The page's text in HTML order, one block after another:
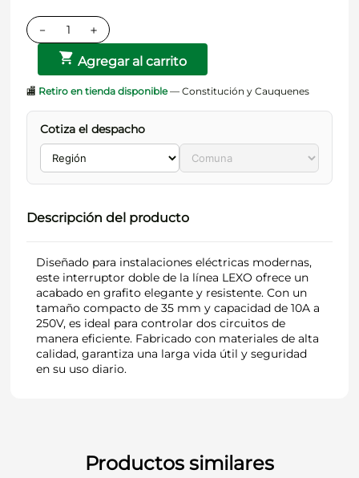
＋
－
Agregar al carrito
🏬 Retiro en tienda disponible— Constitución y Cauquenes
Cotiza el despacho
Descripción del producto
Diseñado para instalaciones eléctricas modernas,
este interruptor doble de la línea LEXO ofrece un
acabado en grafito elegante y resistente. Con un
tamaño compacto de 35 mm y capacidad de 10A a
250V, es ideal para controlar dos circuitos de
manera eficiente. Fabricado con materiales de alta
calidad, garantiza una larga vida útil y seguridad
en su uso diario.
Productos similares